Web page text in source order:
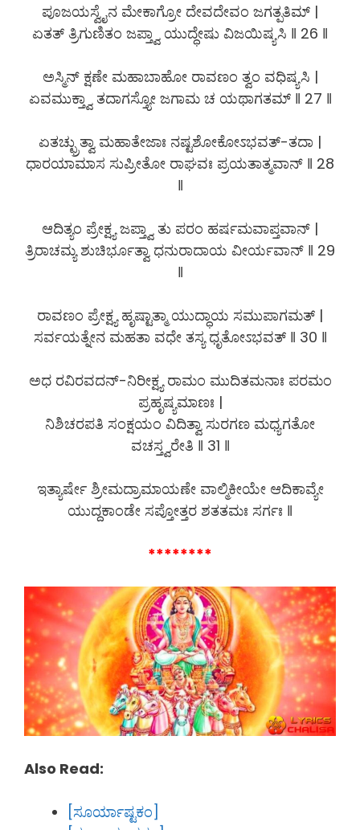
ಪೂಜಯಸ್ವೈನ ಮೇಕಾಗ್ರೋ ದೇವದೇವಂ ಜಗತ್ಪತಿಮ್ |
ಏತತ್ ತ್ರಿಗುಣಿತಂ ಜಪ್ತ್ವಾ ಯುದ್ಧೇಷು ವಿಜಯಿಷ್ಯಸಿ ‖ 26 ‖
ಅಸ್ಮಿನ್ ಕ್ಷಣೇ ಮಹಾಬಾಹೋ ರಾವಣಂ ತ್ವಂ ವಧಿಷ್ಯಸಿ |
ಏವಮುಕ್ತ್ವಾ ತದಾಗಸ್ತ್ಯೋ ಜಗಾಮ ಚ ಯಥಾಗತಮ್ ‖ 27 ‖
ಏತಚ್ಛ್ರುತ್ವಾ ಮಹಾತೇಜಾಃ ನಷ್ಟಶೋಕೋಽಭವತ್-ತದಾ |
ಧಾರಯಾಮಾಸ ಸುಪ್ರೀತೋ ರಾಘವಃ ಪ್ರಯತಾತ್ಮವಾನ್ ‖ 28
‖
ಆದಿತ್ಯಂ ಪ್ರೇಕ್ಷ್ಯ ಜಪ್ತ್ವಾ ತು ಪರಂ ಹರ್ಷಮವಾಪ್ತವಾನ್ |
ತ್ರಿರಾಚಮ್ಯ ಶುಚಿರ್ಭೂತ್ವಾ ಧನುರಾದಾಯ ವೀರ್ಯವಾನ್ ‖ 29
‖
ರಾವಣಂ ಪ್ರೇಕ್ಷ್ಯ ಹೃಷ್ಟಾತ್ಮಾ ಯುದ್ಧಾಯ ಸಮುಪಾಗಮತ್ |
ಸರ್ವಯತ್ನೇನ ಮಹತಾ ವಧೇ ತಸ್ಯ ಧೃತೋಽಭವತ್ ‖ 30 ‖
ಅಧ ರವಿರವದನ್-ನಿರೀಕ್ಷ್ಯ ರಾಮಂ ಮುದಿತಮನಾಃ ಪರಮಂ
ಪ್ರಹೃಷ್ಯಮಾಣಃ |
ನಿಶಿಚರಪತಿ ಸಂಕ್ಷಯಂ ವಿದಿತ್ವಾ ಸುರಗಣ ಮಧ್ಯಗತೋ
ವಚಸ್ತ್ವರೇತಿ ‖ 31 ‖
ಇತ್ಯಾರ್ಷೇ ಶ್ರೀಮದ್ರಾಮಾಯಣೇ ವಾಲ್ಮಿಕೀಯೇ ಆದಿಕಾವ್ಯೇ
ಯುದ್ದಕಾಂಡೇ ಸಪ್ತೋತ್ತರ ಶತತಮಃ ಸರ್ಗಃ ‖
********
Also Read:
[ಸೂರ್ಯಾಷ್ಟಕಂ]